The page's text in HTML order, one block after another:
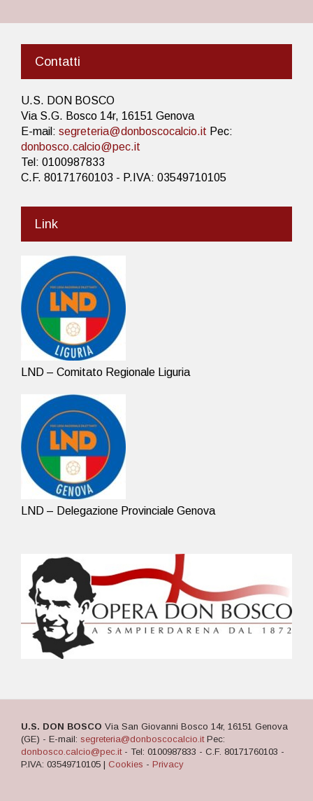
Contatti
U.S. DON BOSCO
Via S.G. Bosco 14r, 16151 Genova
E-mail: segreteria@donboscocalcio.it Pec:
donbosco.calcio@pec.it
Tel: 0100987833
C.F. 80171760103 - P.IVA: 03549710105
Link
LND – Comitato Regionale Liguria
LND – Delegazione Provinciale Genova
U.S. DON BOSCO Via San Giovanni Bosco 14r, 16151 Genova
(GE) - E-mail: segreteria@donboscocalcio.itPec:
donbosco.calcio@pec.it- Tel: 0100987833 - C.F. 80171760103 -
P.IVA: 03549710105 | Cookies - Privacy